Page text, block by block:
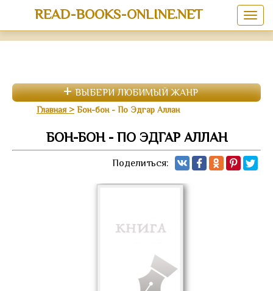
READ-BOOKS-ONLINE.NET
ВЫБЕРИ ЛЮБИМЫЙ ЖАНР
Главная Бон-бон - По Эдгар Аллан
БОН-БОН - ПО ЭДГАР АЛЛАН
Поделиться: